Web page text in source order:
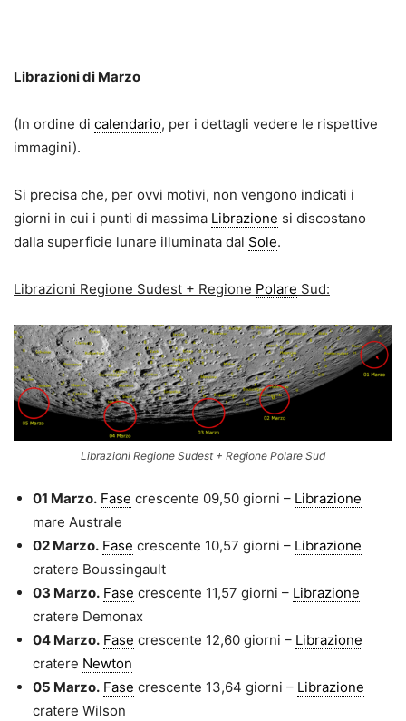
Librazioni di Marzo
(In ordine di calendario, per i dettagli vedere le rispettive
immagini).
Si precisa che, per ovvi motivi, non vengono indicati i
giorni in cui i punti di massima Librazione si discostano
dalla superficie lunare illuminata dal Sole.
Librazioni Regione Sudest + Regione Polare Sud:
Librazioni Regione Sudest + Regione Polare Sud
01 Marzo. Fase crescente 09,50 giorni – Librazione
mare Australe
02 Marzo. Fase crescente 10,57 giorni – Librazione
cratere Boussingault
03 Marzo. Fase crescente 11,57 giorni – Librazione
cratere Demonax
04 Marzo. Fase crescente 12,60 giorni – Librazione
cratere Newton
05 Marzo. Fase crescente 13,64 giorni – Librazione
cratere Wilson